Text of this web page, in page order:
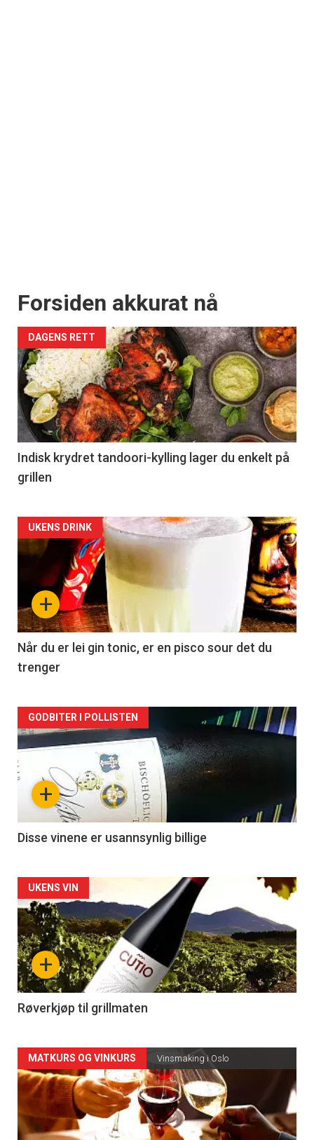
Forsiden akkurat nå
DAGENS RETT
Indisk krydret tandoori-kylling lager du enkelt på
grillen
Forsiden
akkurat
nå
-
2
+
UKENS DRINK
Når du er lei gin tonic, er en pisco sour det du
trenger
Forsiden
akkurat
nå
3
+
GODBITER I POLLISTEN
Disse vinene er usannsynlig billige
Forsiden
akkurat
nå
-
4
+
UKENS VIN
Røverkjøp til grillmaten
Forsiden
akkurat
nå
MATKURS OG VINKURS Vinsmaking i Oslo